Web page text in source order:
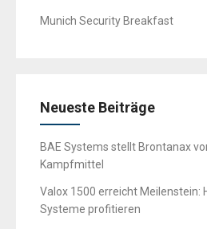
Munich Security Breakfast
Neueste Beiträge
BAE Systems stellt Brontanax
Kampfmittel
Valox 1500 erreicht Meilenstein:
Systeme profitieren